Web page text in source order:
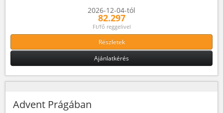
2026-12-04-tól
82.297
Ft/fő reggelivel
Részletek
Ajánlatkérés
Advent Prágában